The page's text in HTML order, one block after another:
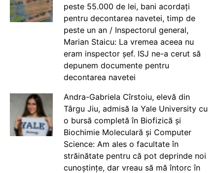
peste 55.000 de lei, bani acordați
pentru decontarea navetei, timp de
peste un an / Inspectorul general,
Marian Staicu: La vremea aceea nu
eram inspector șef. ISJ ne-a cerut să
depunem documente pentru
decontarea navetei
Andra-Gabriela Cîrstoiu, elevă din
Târgu Jiu, admisă la Yale University cu
o bursă completă în Biofizică și
Biochimie Moleculară și Computer
Science: Am ales o facultate în
străinătate pentru că pot deprinde noi
cunoștințe, dar vreau să mă întorc în